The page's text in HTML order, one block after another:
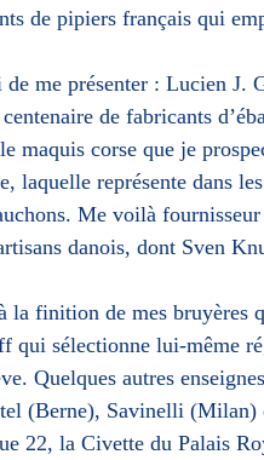
de pipiers français qui
me présenter : Lucien J.
de fabricants
maquis corse que je
laquelle représente dans
Me voilà
danois, dont Sven
la finition de mes bruyères
qui sélectionne lui-même
Quelques autres
(Berne), Savinelli
22, la Civette du Palais